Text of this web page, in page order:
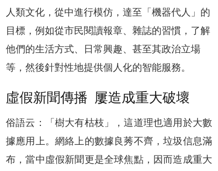
人類文化，從中進行模仿，達至「機器代人」的
目標，例如從市民閱讀報章、雜誌的習慣，了解
他們的生活方式、日常興趣、甚至其政治立場
等，然後針對性地提供個人化的智能服務。
虛假新聞傳播 屢造成重大破壞
俗語云：「樹大有枯枝」，這道理也適用於大數
據應用上。網絡上的數據良莠不齊，垃圾信息滿
布，當中虛假新聞更是全球焦點，因而造成重大